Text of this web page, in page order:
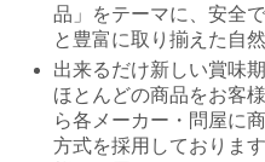
品」をテーマに、安全
と豊富に取り揃えた自
出来るだけ新しい賞味
ほとんどの商品をお客
ら各メーカー・問屋に
方式を採用しておりま